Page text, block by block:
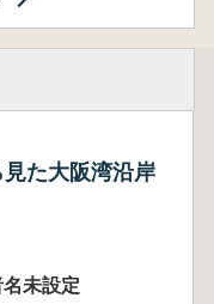
た大阪湾沿岸
未設定